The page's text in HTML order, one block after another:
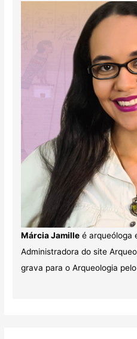
Márcia Jamilleé arqueóloga
Administradora do site
grava para o Arqueologia